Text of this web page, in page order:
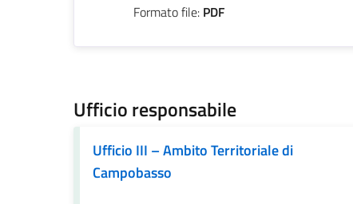
Formato file: PDF
Ufficio responsabile
Ufficio III – Ambito Territoriale di
Campobasso